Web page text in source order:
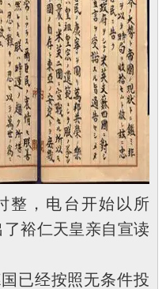
，电台开始以所
裕仁天皇亲自宣读
已经按照无条件投